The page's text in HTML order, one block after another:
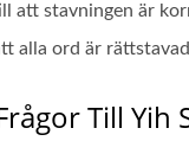
att stavningen är
alla ord är
Till Yih